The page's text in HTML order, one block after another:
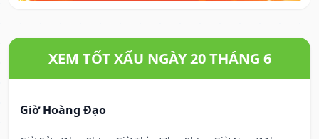
XEM TỐT XẤU NGÀY 20 THÁNG 6
Giờ Hoàng Đạo